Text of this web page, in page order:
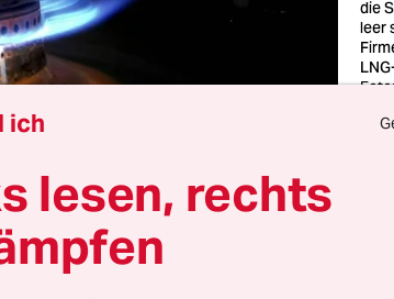
die
leer
25. April die EU-Sanktionen
aus Russland an
haben Unternehmen aus
ich
lesen, rechts